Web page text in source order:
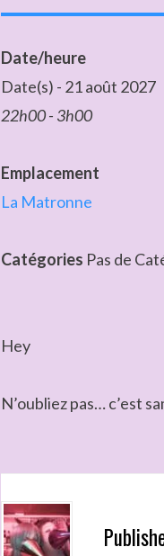
Date/heure
Date(s) - 21 août 2027
22h00 - 3h00
Emplacement
La Matronne
Catégories Pas de
Hey
N’oubliez pas… c’est